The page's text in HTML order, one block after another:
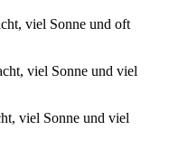
viel Sonne und oft
viel Sonne und viel
viel Sonne und viel